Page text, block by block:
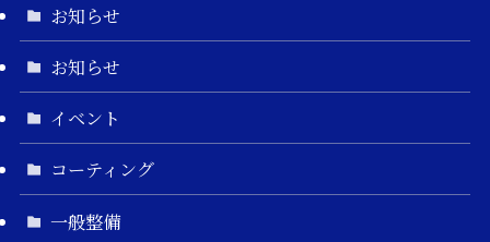
お知らせ
お知らせ
イベント
コーティング
一般整備